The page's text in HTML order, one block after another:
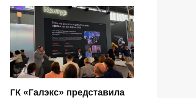
ГК «Галэкс» представила